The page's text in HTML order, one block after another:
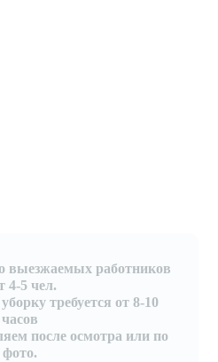
выезжаемых работников
4-5 чел.
требуется от 8-10
часов
после осмотра или по
фото.